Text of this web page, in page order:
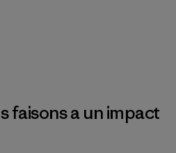
faisons a un impact